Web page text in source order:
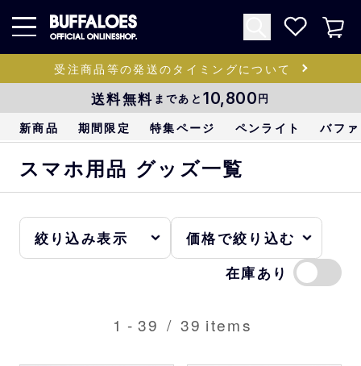
受注商品等の発送のタイミングについて
送料無料 まであと 10,800円
新商品 期間限定 特集ページ ペンライト バフ
スマホ用品 グッズ一覧
在庫あり
1 - 39 / 39 items